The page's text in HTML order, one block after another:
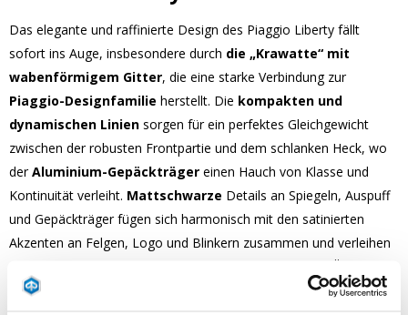
Das elegante und raffinierte Design des Piaggio Liberty fällt
sofort ins Auge, insbesondere durch die „Krawatte“ mit
wabenförmigem Gitter, die eine starke Verbindung zur
Piaggio-Designfamilie herstellt. Die kompakten und
dynamischen Linien sorgen für ein perfektes Gleichgewicht
zwischen der robusten Frontpartie und dem schlanken Heck, wo
derAluminium-Gepäckträger einen Hauch von Klasse und
Kontinuität verleiht. Mattschwarze Details an Spiegeln, Auspuff
und Gepäckträger fügen sich harmonisch mit den satinierten
Akzenten an Felgen, Logo und Blinkern zusammen und verleihen
dem Piaggio Liberty eine anspruchsvolle und moderne Ästhetik.